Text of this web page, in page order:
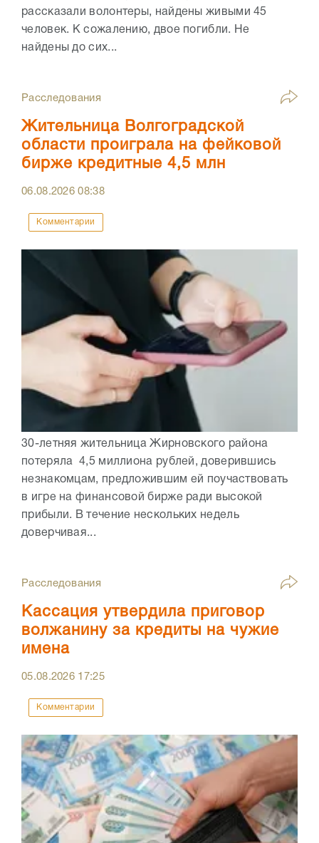
рассказали волонтеры, найдены живыми 45
человек. К сожалению, двое погибли. Не
найдены до сих...
Расследования
Жительница Волгоградской
области проиграла на фейковой
бирже кредитные 4,5 млн
06.08.202608:38
Комментарии
30-летняя жительница Жирновского района
потеряла 4,5 миллиона рублей, доверившись
незнакомцам, предложившим ей поучаствовать
в игре на финансовой бирже ради высокой
прибыли. В течение нескольких недель
доверчивая...
Расследования
Кассация утвердила приговор
волжанину за кредиты на чужие
имена
05.08.2026 17:25
Комментарии